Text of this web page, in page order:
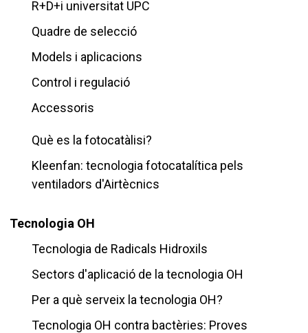
R+D+i universitat UPC
Quadre de selecció
Models i aplicacions
Control i regulació
Accessoris
Què es la fotocatàlisi?
Kleenfan: tecnologia fotocatalítica pels
ventiladors d'Airtècnics
Tecnologia OH
Tecnologia de Radicals Hidroxils
Sectors d'aplicació de la tecnologia OH
Per a què serveix la tecnologia OH?
Tecnologia OH contra bactèries: Proves